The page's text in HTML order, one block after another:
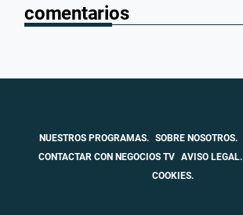
comentarios
NUESTROS PROGRAMAS. SOBRE NOSOTROS.
CONTACTAR CON NEGOCIOS TV AVISO LEGAL.
COOKIES.